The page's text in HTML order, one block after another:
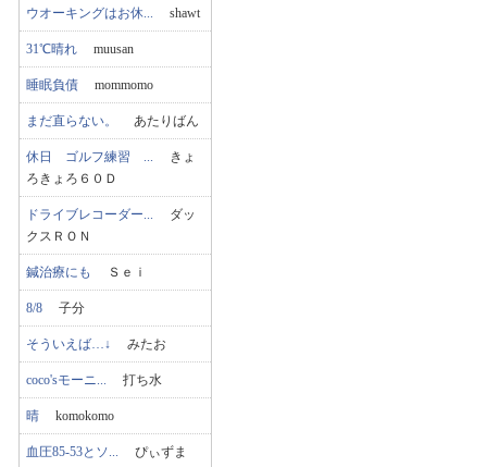
ウオーキングはお休... shawt
31℃晴れ muusan
睡眠負債 mommomo
まだ直らない。 あたりばん
休日 ゴルフ練習 ... きょ
ろきょろ６０Ｄ
ドライブレコーダー... ダッ
クスＲＯＮ
鍼治療にも Ｓｅｉ
8/8 子分
そういえば…↓ みたお
coco'sモーニ... 打ち水
晴 komokomo
血圧85-53とソ... ぴぃずま